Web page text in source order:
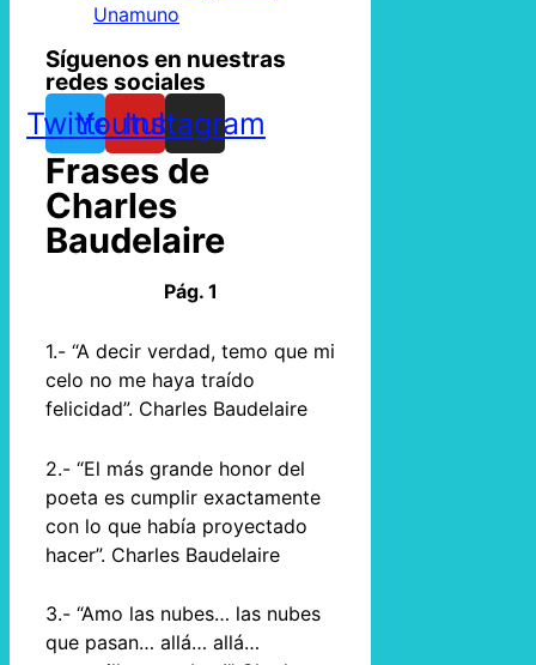
Unamuno
Síguenos en nuestras
redes sociales
TwitterYoutube
Instagram
Frases de
Charles
Baudelaire
Pág. 1
1.- “A decir verdad, temo que mi
celo no me haya traído
felicidad”. Charles Baudelaire
2.- “El más grande honor del
poeta es cumplir exactamente
con lo que había proyectado
hacer”. Charles Baudelaire
3.- “Amo las nubes… las nubes
que pasan… allá… allá…